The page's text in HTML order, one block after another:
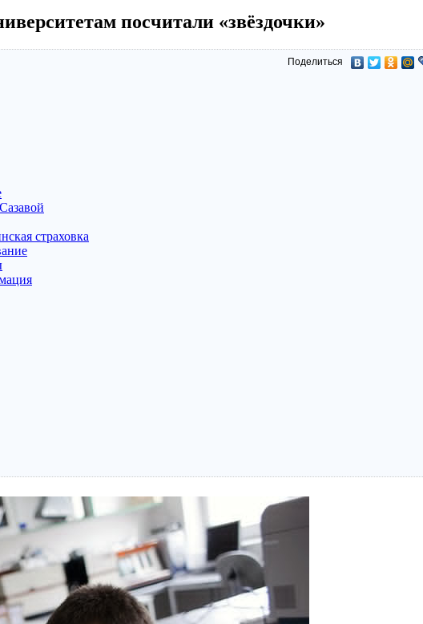
страховка
посчитали «звёздочки»
Поделиться